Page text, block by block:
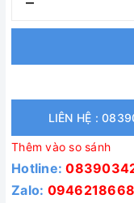
LIÊN HỆ :
Thêm vào so sánh
Hotline:
Zalo: 0946218668